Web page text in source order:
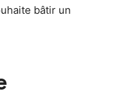
bâtir un